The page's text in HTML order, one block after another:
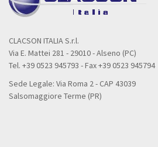
CLACSON ITALIA S.r.l.
Via E. Mattei 281 - 29010 - Alseno (PC)
Tel. +39 0523 945793 - Fax +39 0523 945794
Sede Legale: Via Roma 2 - CAP 43039
Salsomaggiore Terme (PR)